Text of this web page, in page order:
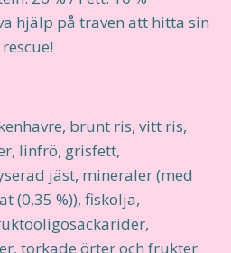
hjälp på traven att hitta sin
brunt ris, vitt ris,
linfrö, grisfett,
jäst, mineraler (med
(0,35 %)), fiskolja,
torkade örter och frukter